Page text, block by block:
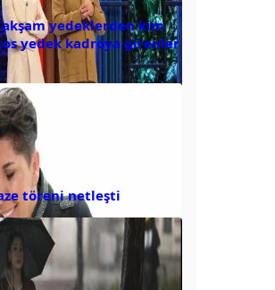
yedeklerden kim
yedek kadroya girenler
töreni netleşti